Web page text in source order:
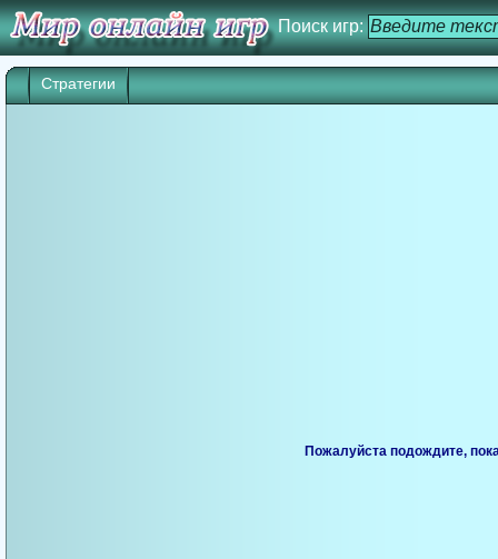
Поиск игр:
Стратегии
Игра начнется через 25 сек. Кликните